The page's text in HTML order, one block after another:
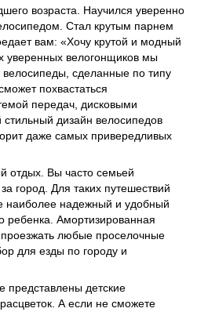
возраста. Научился уверенно
Стал крутым парнем
вам: «Хочу крутой и модный
уверенных велогонщиков мы
велосипеды, сделанные по типу
похвастаться
передач, дисковыми
дизайн велосипедов
даже самых привередливых
отдых. Вы часто семьей
город. Для таких путешествий
наиболее надежный и удобный
ребенка. Амортизированная
проезжать любые проселочные
для езды по городу и
представлены детские
А если не сможете